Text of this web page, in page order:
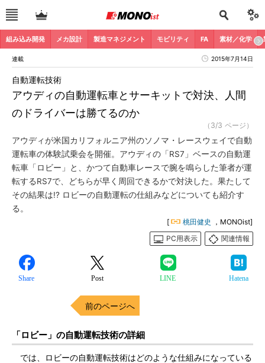
組み込み開発 メカ設計 製造マネジメント モビリティ FA 素材／化学
連載 2015年7月14日
アウディの自動運転車とサーキットで対決、人間
のドライバーは勝てるのか
自動運転技術
（3/3 ページ）
アウディが米国カリフォルニア州のソノマ・レースウェイで自動
運転車の体験試乗会を開催。アウディの「RS7」ベースの自動運
転車「ロビー」と、かつて自動車レースで腕を鳴らした筆者が運
転するRS7で、どちらが早く周回できるかで対決した。果たして
その結果は!? ロビーの自動運転の仕組みなどについても紹介す
る。
[ 桃田健史
，MONOist]
PC用表示
関連情報
Share Post LINE Hatena
前のページへ
「ロビー」の自動運転技術の詳細
では、ロビーの自動運転技術はどのような仕組みになっている